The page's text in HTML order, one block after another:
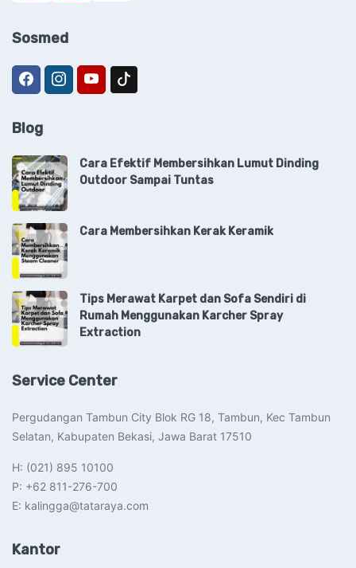
Sosmed
Blog
Cara Efektif Membersihkan Lumut Dinding
Outdoor Sampai Tuntas
Cara Membersihkan Kerak Keramik
Tips Merawat Karpet dan Sofa Sendiri di
Rumah Menggunakan Karcher Spray
Extraction
Service Center
Pergudangan Tambun City Blok RG 18, Tambun, Kec Tambun
Selatan, Kabupaten Bekasi, Jawa Barat 17510​
H: (021) 895 10100
P: +62 811-276-700
E: kalingga@tataraya.com
Kantor